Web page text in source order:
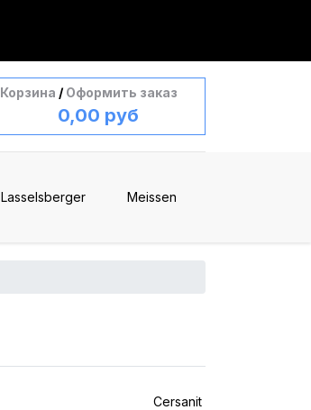
Корзина / Оформить заказ
0,00 руб
Lasselsberger Meissen
Cersanit